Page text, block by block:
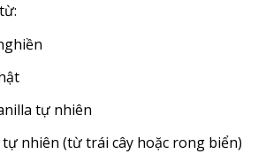
tự nhiên
nhiên (từ trái cây hoặc rong biển)